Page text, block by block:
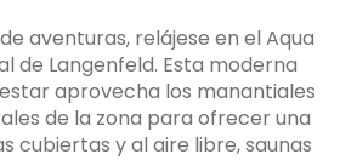
aventuras, relájese en el Aqua
de Langenfeld. Esta moderna
aprovecha los manantiales
de la zona para ofrecer una
cubiertas y al aire libre, saunas